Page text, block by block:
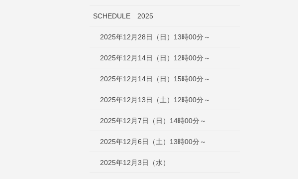
SCHEDULE 2025
2025年12月28日（日）13時00分～
2025年12月14日（日）12時00分～
2025年12月14日（日）15時00分～
2025年12月13日（土）12時00分～
2025年12月7日（日）14時00分～
2025年12月6日（土）13時00分～
2025年12月3日（水）